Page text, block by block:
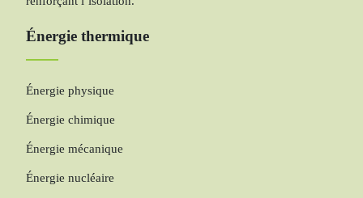
Énergie thermique
Énergie physique
Énergie chimique
Énergie mécanique
Énergie nucléaire